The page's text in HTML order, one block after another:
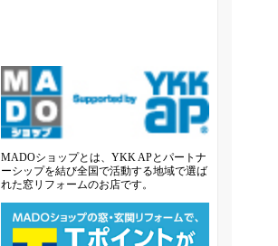
MADOショップとは、YKK APとパートナ
ーシップを結び全国で活動する地域で選ば
れた窓リフォームのお店です。